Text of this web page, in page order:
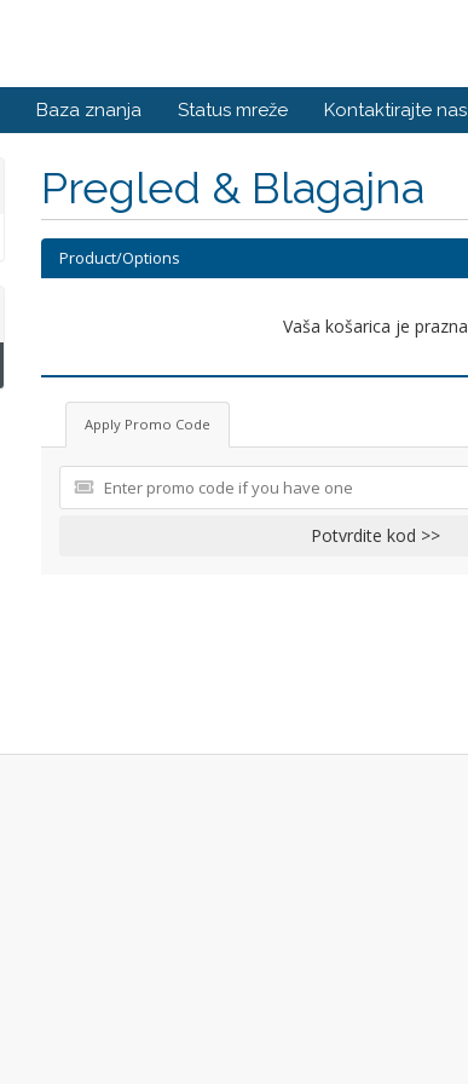
Baza znanja Status mreže Kontaktirajte nas
Pregled & Blagajna
Product/Options
Vaša košarica je prazna
Apply Promo Code
Potvrdite kod >>